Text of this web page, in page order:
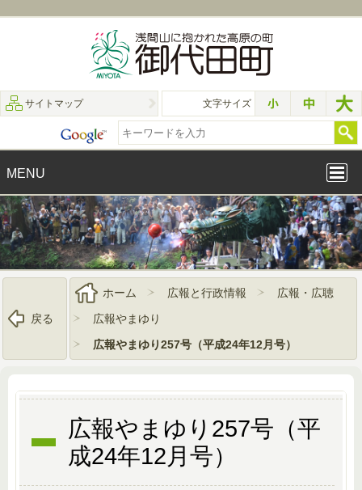
サイトマップ 文字サイズ
MENU
戻る
ホーム 広報と行政情報
広報・広聴
広報やまゆり
広報やまゆり257号（平成24年12月号）
広報やまゆり257号（平
成24年12月号）